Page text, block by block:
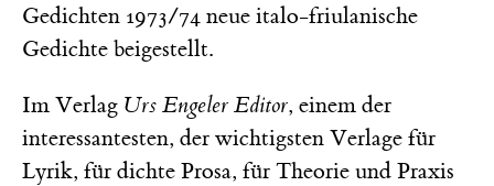
Gedichten 1973/74 neue italo-friulanische
Gedichte beigestellt.
Im Verlag Urs Engeler Editor, einem der
interessantesten, der wichtigsten Verlage für
Lyrik, für dichte Prosa, für Theorie und Praxis